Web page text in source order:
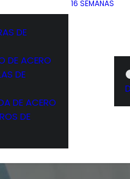
DE
DE ACERO
DE
DE ACERO
DE
16 SEMANAS